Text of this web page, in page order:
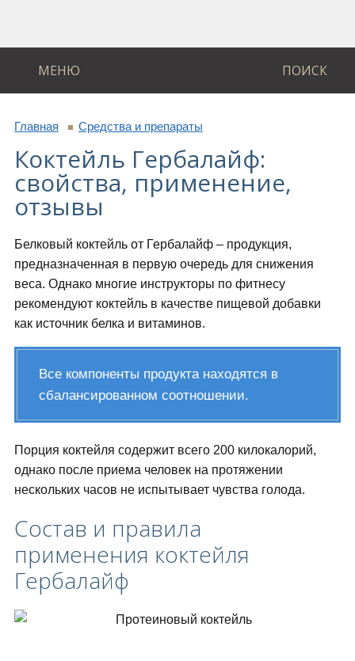
МЕНЮ ПОИСК
Главная Средства и препараты
Коктейль Гербалайф:
свойства, применение,
отзывы
Белковый коктейль от Гербалайф – продукция,
предназначенная в первую очередь для снижения
веса. Однако многие инструкторы по фитнесу
рекомендуют коктейль в качестве пищевой добавки
как источник белка и витаминов.
Все компоненты продукта находятся в
сбалансированном соотношении.
Порция коктейля содержит всего 200 килокалорий,
однако после приема человек на протяжении
нескольких часов не испытывает чувства голода.
Состав и правила
применения коктейля
Гербалайф